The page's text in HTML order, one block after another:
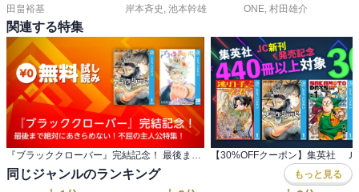
田畠裕基
岸本斉史 池本幹雄
ONE 村田雄介
関連する特集
同じジャンルのランキング もっと見る